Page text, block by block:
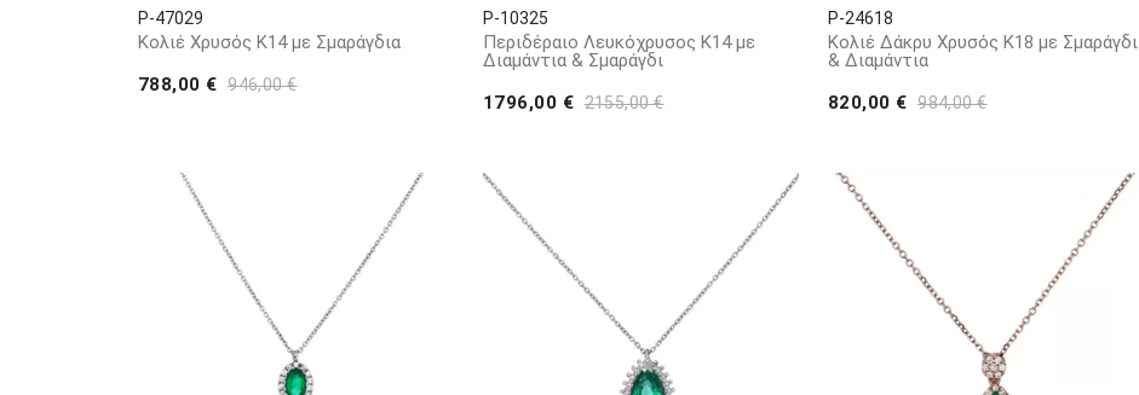
P-47029
Κολιέ Χρυσός Κ14 με Σμαράγδια
788,00 € 946,00 €
P-10325
Περιδέραιο Λευκόχρυσος Κ14 με
Διαμάντια & Σμαράγδι
1796,00 € 2155,00 €
P-24618
Κολιέ Δάκρυ Χρυσός Κ18 με Σμαράγδι
& Διαμάντια
820,00 € 984,00 €